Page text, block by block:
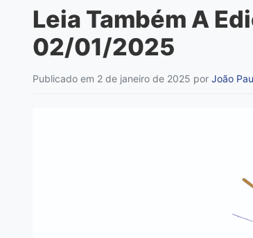
Leia Também A
02/01/2025
Publicado em 2 de janeiro de 2025 por João